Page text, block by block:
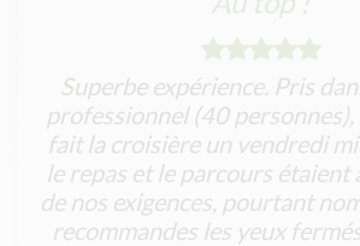
Superbe expérience. Pris
professionnel (40 personnes),
fait la croisière un vendredi
le repas et le parcours étaient
de nos exigences, pourtant
recommandes les yeux